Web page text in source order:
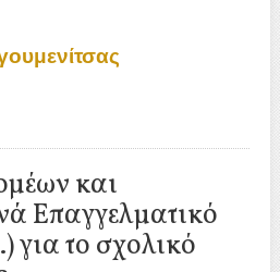
και
Επαγγελματικό
το σχολικό